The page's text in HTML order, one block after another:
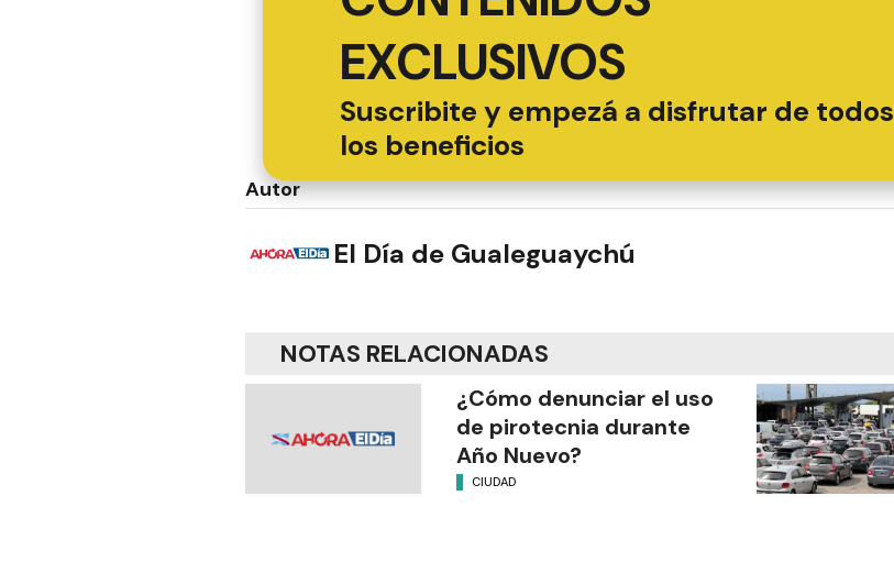
EXCLUSIVOS
Suscribite y empezá a disfrutar de todos
los beneficios
Autor
El Día de Gualeguaychú
NOTAS RELACIONADAS
¿Cómo denunciar el uso
de pirotecnia durante
Año Nuevo?
CIUDAD